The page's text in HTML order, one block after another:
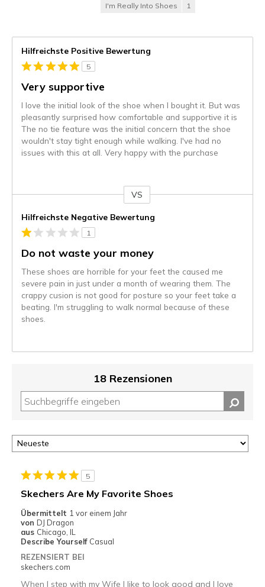
I'm Really Into Shoes 1
Hilfreichste Positive Bewertung
5
Very supportive
I love the initial look of the shoe when I bought it. But was
pleasantly surprised how comfortable and supportive it is
The no tie feature was the initial concern that the shoe
wouldn't stay tight enough while walking. I've had no
issues with this at all. Very happy with the purchase
VS
Hilfreichste Negative Bewertung
1
Do not waste your money
These shoes are horrible for your feet the caused me
severe pain in just under a month of wearing them. The
crappy cusion is not good for posture so your feet take a
beating. I'm struggling to walk normal because of these
shoes.
18 Rezensionen
5
Skechers Are My Favorite Shoes
Übermittelt 1 vor einem Jahr
von DJ Dragon
aus Chicago, IL
Describe Yourself Casual
REZENSIERT BEI
skechers.com
When I step with my Wife I like to look good and I love